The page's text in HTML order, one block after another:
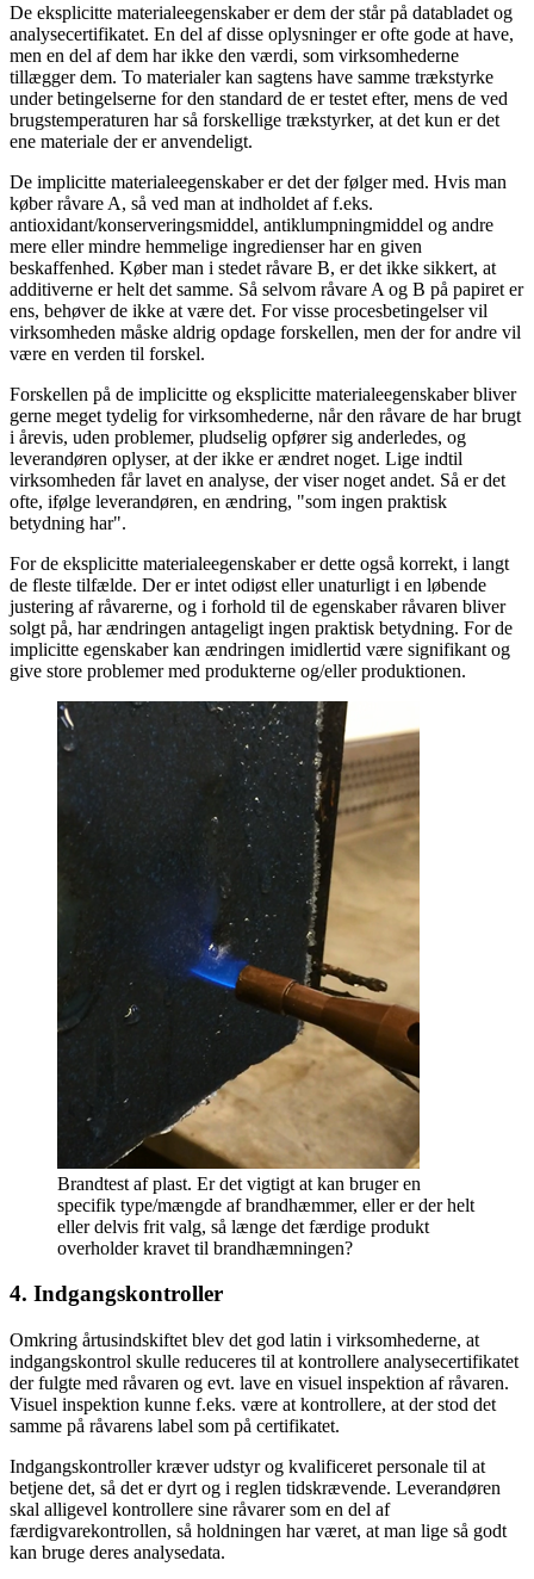
De eksplicitte materialeegenskaber er dem der står på databladet og
analysecertifikatet. En del af disse oplysninger er ofte gode at have,
men en del af dem har ikke den værdi, som virksomhederne
tillægger dem. To materialer kan sagtens have samme trækstyrke
under betingelserne for den standard de er testet efter, mens de ved
brugstemperaturen har så forskellige trækstyrker, at det kun er det
ene materiale der er anvendeligt.
De implicitte materialeegenskaber er det der følger med. Hvis man
køber råvare A, så ved man at indholdet af f.eks.
antioxidant/konserveringsmiddel, antiklumpningmiddel og andre
mere eller mindre hemmelige ingredienser har en given
beskaffenhed. Køber man i stedet råvare B, er det ikke sikkert, at
additiverne er helt det samme. Så selvom råvare A og B på papiret er
ens, behøver de ikke at være det. For visse procesbetingelser vil
virksomheden måske aldrig opdage forskellen, men der for andre vil
være en verden til forskel.
Forskellen på de implicitte og eksplicitte materialeegenskaber bliver
gerne meget tydelig for virksomhederne, når den råvare de har brugt
i årevis, uden problemer, pludselig opfører sig anderledes, og
leverandøren oplyser, at der ikke er ændret noget. Lige indtil
virksomheden får lavet en analyse, der viser noget andet. Så er det
ofte, ifølge leverandøren, en ændring, "som ingen praktisk
betydning har".
For de eksplicitte materialeegenskaber er dette også korrekt, i langt
de fleste tilfælde. Der er intet odiøst eller unaturligt i en løbende
justering af råvarerne, og i forhold til de egenskaber råvaren bliver
solgt på, har ændringen antageligt ingen praktisk betydning. For de
implicitte egenskaber kan ændringen imidlertid være signifikant og
give store problemer med produkterne og/eller produktionen.
Brandtest af plast. Er det vigtigt at kan bruger en
specifik type/mængde af brandhæmmer, eller er der helt
eller delvis frit valg, så længe det færdige produkt
overholder kravet til brandhæmningen?
4. Indgangskontroller
Omkring årtusindskiftet blev det god latin i virksomhederne, at
indgangskontrol skulle reduceres til at kontrollere analysecertifikatet
der fulgte med råvaren og evt. lave en visuel inspektion af råvaren.
Visuel inspektion kunne f.eks. være at kontrollere, at der stod det
samme på råvarens label som på certifikatet.
Indgangskontroller kræver udstyr og kvalificeret personale til at
betjene det, så det er dyrt og i reglen tidskrævende. Leverandøren
skal alligevel kontrollere sine råvarer som en del af
færdigvarekontrollen, så holdningen har været, at man lige så godt
kan bruge deres analysedata.